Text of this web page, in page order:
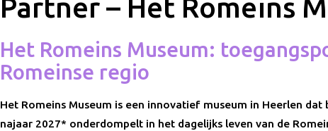
Partner – Het Romeins
Het Romeins Museum:
Romeinse regio
Het Romeins Museum is een innovatief museum in Heerlen dat
najaar 2027* onderdompelt in het dagelijks leven van de